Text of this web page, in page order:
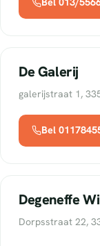
De Galerij
galerijstraat 1,
Bel
Degeneffe
Dorpsstraat 22,